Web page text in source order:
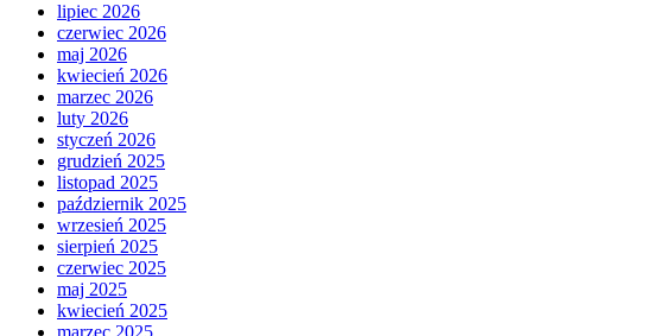
lipiec 2026
czerwiec 2026
maj 2026
kwiecień 2026
marzec 2026
luty 2026
styczeń 2026
grudzień 2025
listopad 2025
październik 2025
wrzesień 2025
sierpień 2025
czerwiec 2025
maj 2025
kwiecień 2025